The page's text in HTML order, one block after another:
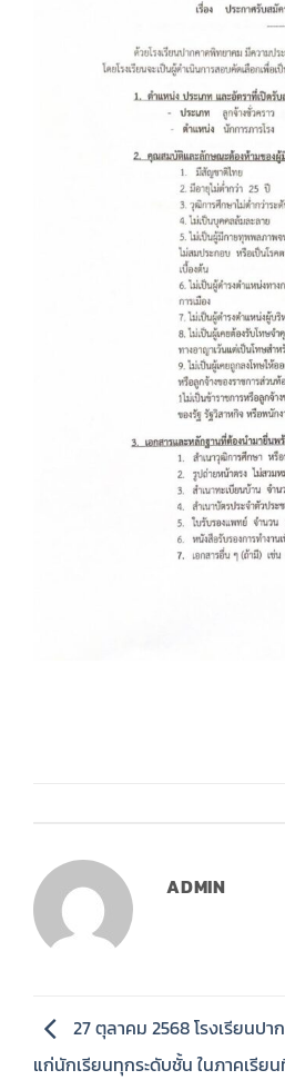
ADMIN
27 ตุลาคม 2568 โรงเรียนป
แก่นักเรียนทุกระดับชั้น ในภาคเรีย